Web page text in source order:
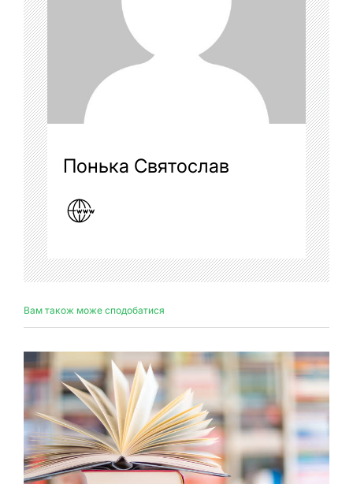
Понька Святослав
Вам також може сподобатися